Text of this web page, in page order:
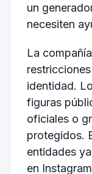
un
necesiten
La
identidad.
figuras
oficiales o
protegidos.
entidades
en